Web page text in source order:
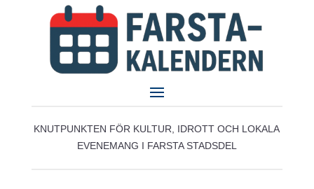
KNUTPUNKTEN FÖR KULTUR, IDROTT OCH LOKALA
EVENEMANG I FARSTA STADSDEL